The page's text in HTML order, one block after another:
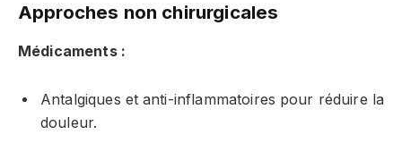
Approches non chirurgicales
Médicaments :
Antalgiques et anti-inflammatoires pour réduire la
douleur.